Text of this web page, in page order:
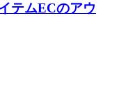
テムECのアウ